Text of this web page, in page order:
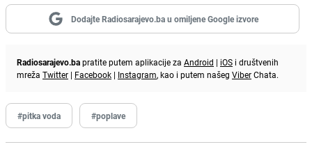
Dodajte Radiosarajevo.ba u omiljene Google izvore
Radiosarajevo.bapratite putem aplikacije za Android | iOS i društvenih
mreža Twitter | Facebook | Instagram, kao i putem našeg ViberChata.
#pitka voda #poplave